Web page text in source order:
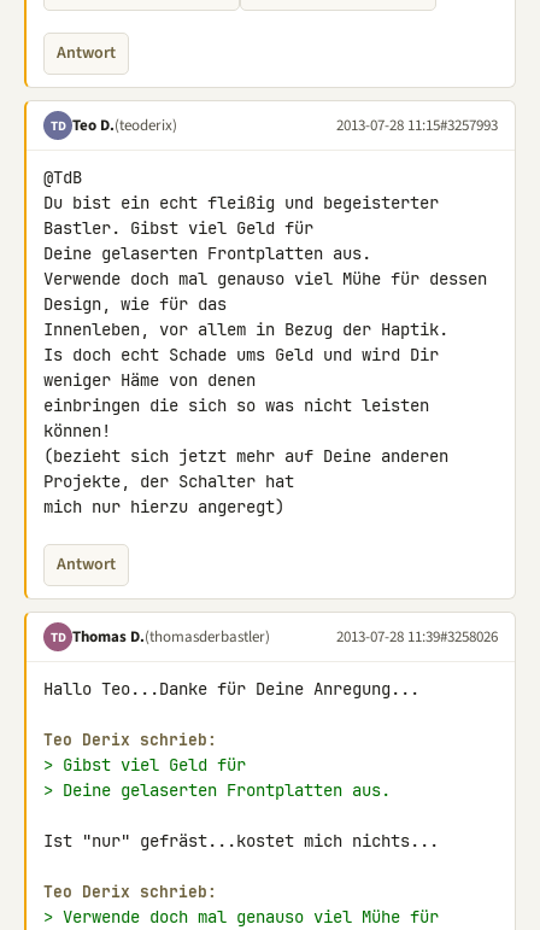
Antwort
TD Teo D.(teoderix) 2013-07-28 11:15#3257993
@TdB
Du bist ein echt fleißig und begeisterter
Bastler. Gibst viel Geld für
Deine gelaserten Frontplatten aus.
Verwende doch mal genauso viel Mühe für dessen
Design, wie für das
Innenleben, vor allem in Bezug der Haptik.
Is doch echt Schade ums Geld und wird Dir
weniger Häme von denen
einbringen die sich so was nicht leisten
können!
(bezieht sich jetzt mehr auf Deine anderen
Projekte, der Schalter hat
mich nur hierzu angeregt)
Antwort
TD Thomas D.(thomasderbastler) 2013-07-28 11:39#3258026
Hallo Teo...Danke für Deine Anregung...
Teo Derix schrieb:
> Gibst viel Geld für
> Deine gelaserten Frontplatten aus.
Ist "nur" gefräst...kostet mich nichts...
Teo Derix schrieb:
> Verwende doch mal genauso viel Mühe für